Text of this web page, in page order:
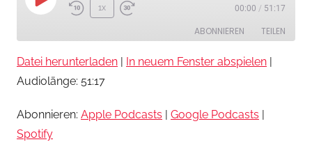
Play
1x 00:00 / 51:17
ABONNIEREN TEILEN
Google Podcasts
RSS FEED
TEILEN
EMBED
Datei herunterladen | In neuem Fenster abspielen |
Audiolänge: 51:17
Abonnieren: Apple Podcasts | Google Podcasts |
Spotify